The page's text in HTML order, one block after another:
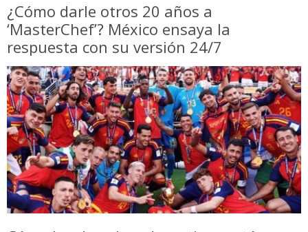
¿Cómo darle otros 20 años a
‘MasterChef’? México ensaya la
respuesta con su versión 24/7